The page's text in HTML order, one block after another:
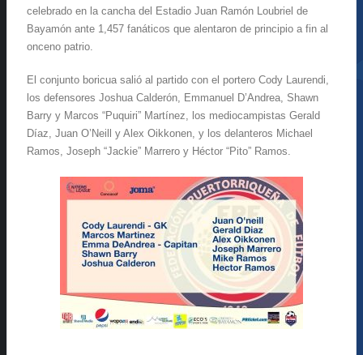
celebrado en la cancha del Estadio Juan Ramón Loubriel de
Bayamón ante 1,457 fanáticos que alentaron de principio a fin al
onceno patrio.
El conjunto boricua salió al partido con el portero Cody Laurendi,
los defensores Joshua Calderón, Emmanuel D’Andrea, Shawn
Barry y Marcos “Puquiri” Martínez, los mediocampistas Gerald
Díaz, Juan O’Neill y Alex Oikkonen, y los delanteros Michael
Ramos, Joseph “Jackie” Marrero y Héctor “Pito” Ramos.